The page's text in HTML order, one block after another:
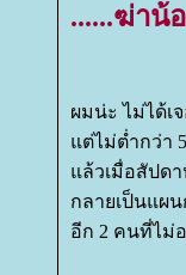
......ฆ่าน้
ผมน่ะ ไม่ได้เ
ต่ไม่ต่ำกว่า 5
ล้วเมื่อสัปด
กลายเป็นแผ
อีก 2 คนที่ไม่